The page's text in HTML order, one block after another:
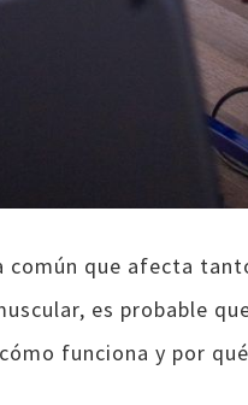
común que afecta
es probable
funciona y por